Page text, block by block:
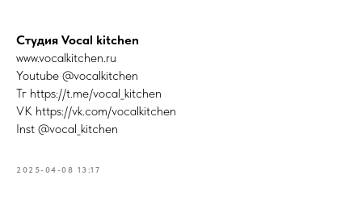
Студия Vocal kitchen
www.vocalkitchen.ru
Youtube @vocalkitchen
Тг https://t.me/vocal_kitchen
VK https://vk.com/vocalkitchen
Inst @vocal_kitchen
2025-04-08 13:17